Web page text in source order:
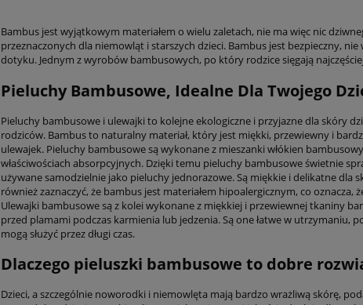
Bambus jest wyjątkowym materiałem o wielu zaletach, nie ma więc nic
przeznaczonych dla niemowląt i starszych dzieci. Bambus jest bezpieczny,
dotyku. Jednym z wyrobów bambusowych, po który rodzice sięgają
Pieluchy Bambusowe, Idealne Dla Twojego
Pieluchy bambusowe i ulewajki to kolejne ekologiczne i przyjazne dla skóry
rodziców. Bambus to naturalny materiał, który jest miękki, przewiewny i
ulewajek. Pieluchy bambusowe są wykonane z mieszanki włókien
właściwościach absorpcyjnych. Dzięki temu pieluchy bambusowe świetnie
używane samodzielnie jako pieluchy jednorazowe. Są miękkie i delikatne dla
również zaznaczyć, że bambus jest materiałem hipoalergicznym, co oznacza,
Ulewajki bambusowe są z kolei wykonane z miękkiej i przewiewnej tkaniny
przed plamami podczas karmienia lub jedzenia. Są one łatwe w utrzymaniu,
mogą służyć przez długi czas.
Dlaczego pieluszki bambusowe to dobre
Dzieci, a szczególnie noworodki i niemowlęta mają bardzo wrażliwą skórę,